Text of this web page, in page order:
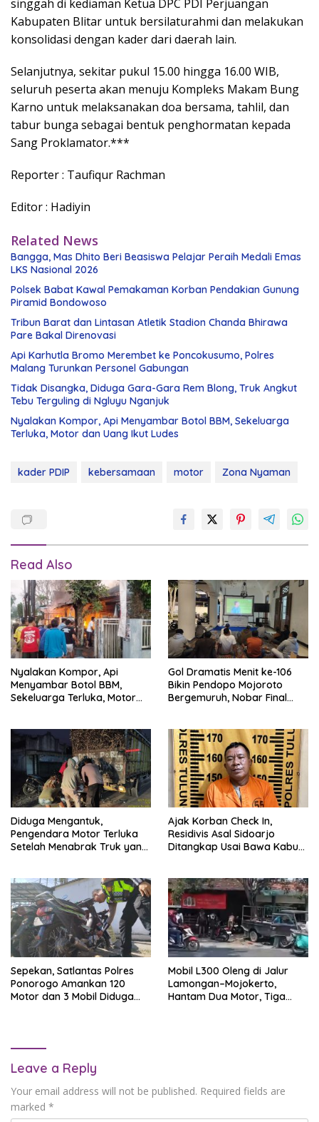
singgah di kediaman Ketua DPC PDI Perjuangan
Kabupaten Blitar untuk bersilaturahmi dan melakukan
konsolidasi dengan kader dari daerah lain.
Selanjutnya, sekitar pukul 15.00 hingga 16.00 WIB,
seluruh peserta akan menuju Kompleks Makam Bung
Karno untuk melaksanakan doa bersama, tahlil, dan
tabur bunga sebagai bentuk penghormatan kepada
Sang Proklamator.***
Reporter : Taufiqur Rachman
Editor : Hadiyin
Related News
Bangga, Mas Dhito Beri Beasiswa Pelajar Peraih Medali Emas
LKS Nasional 2026
Polsek Babat Kawal Pemakaman Korban Pendakian Gunung
Piramid Bondowoso
Tribun Barat dan Lintasan Atletik Stadion Chanda Bhirawa
Pare Bakal Direnovasi
Api Karhutla Bromo Merembet ke Poncokusumo, Polres
Malang Turunkan Personel Gabungan
Tidak Disangka, Diduga Gara-Gara Rem Blong, Truk Angkut
Tebu Terguling di Ngluyu Nganjuk
Nyalakan Kompor, Api Menyambar Botol BBM, Sekeluarga
Terluka, Motor dan Uang Ikut Ludes
kader PDIP kebersamaan motor Zona Nyaman
Read Also
Nyalakan Kompor, Api
Menyambar Botol BBM,
Sekeluarga Terluka, Motor
Gol Dramatis Menit ke-106
Bikin Pendopo Mojoroto
Bergemuruh, Nobar Final
Diduga Mengantuk,
Pengendara Motor Terluka
Setelah Menabrak Truk yang
Ajak Korban Check In,
Residivis Asal Sidoarjo
Ditangkap Usai Bawa Kabur
Sepekan, Satlantas Polres
Ponorogo Amankan 120
Motor dan 3 Mobil Diduga
Mobil L300 Oleng di Jalur
Lamongan–Mojokerto,
Hantam Dua Motor, Tiga
Leave a Reply
Your email address will not be published. Required fields are
marked *